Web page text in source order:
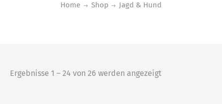
Home Shop Jagd & Hund
Ergebnisse 1 – 24 von 26 werden angezeigt